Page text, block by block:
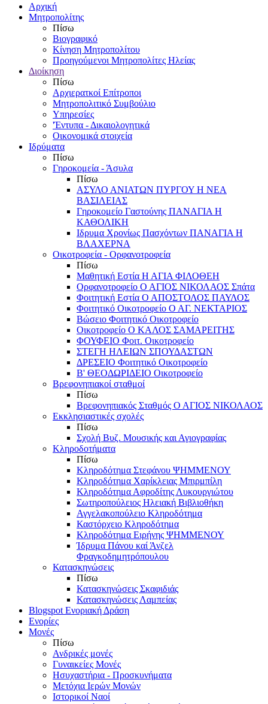
Αρχική
Μητροπολίτης
Πίσω
Βιογραφικό
Κίνηση Μητροπολίτου
Προηγούμενοι Μητροπολίτες Ηλείας
Διοίκηση
Πίσω
Αρχιερατκοί Επίτροποι
Μητροπολιτικό Συμβούλιο
Υπηρεσίες
'Έντυπα - Δικαιολογητικά
Οικονομικά στοιχεία
Ιδρύματα
Πίσω
Γηροκομεία - Άσυλα
Πίσω
ΑΣΥΛΟ ΑΝΙΑΤΩΝ ΠΥΡΓΟΥ Η ΝΕΑ
ΒΑΣΙΛΕΙΑΣ
Γηροκομείο Γαστούνης ΠΑΝΑΓΙΑ Η
ΚΑΘΟΛΙΚΗ
Ιδρυμα Χρονίως Πασχόντων ΠΑΝΑΓΙΑ Η
ΒΛΑΧΕΡΝΑ
Οικοτροφεία - Ορφανοτροφεία
Πίσω
Μαθητική Εστία Η ΑΓΙΑ ΦΙΛΟΘΕΗ
Ορφανοτροφείο Ο ΑΓΙΟΣ ΝΙΚΟΛΑΟΣ Σπάτα
Φοιτητική Εστία Ο ΑΠΟΣΤΟΛΟΣ ΠΑΥΛΟΣ
Φοιτητικό Οικοτροφείο Ο ΑΓ. ΝΕΚΤΑΡΙΟΣ
Βώσειο Φοιτητικό Οικοτροφείο
Οικοτροφείο Ο ΚΑΛΟΣ ΣΑΜΑΡΕΙΤΗΣ
ΦΟΥΦΕΙΟ Φοιτ. Οικοτροφείο
ΣΤΕΓΗ ΗΛΕΙΩΝ ΣΠΟΥΔΑΣΤΩΝ
ΔΡΕΣΕΙΟ Φοιτητικό Οικοτροφείο
Β' ΘΕΟΔΩΡΙΔΕΙΟ Οικοτροφείο
Βρεφονηπιακοί σταθμοί
Πίσω
Βρεφονηπιακός Σταθμός Ο ΑΓΙΟΣ ΝΙΚΟΛΑΟΣ
Εκκλησιαστικές σχολές
Πίσω
Σχολή Βυζ. Μουσικής και Αγιογραφίας
Κληροδοτήματα
Πίσω
Κληροδότημα Στεφάνου ΨΗΜΜΕΝΟΥ
Κληροδότημα Χαρίκλειας Μπιρμπίλη
Κληροδότημα Αφροδίτης Λυκουργιώτου
Σωτηροπούλειος Ηλειακή Βιβλιοθήκη
Αγγελακοπούλειο Κληροδότημα
Καστόρχειο Κληροδότημα
Κληροδότημα Ειρήνης ΨΗΜΜΕΝΟΥ
Ίδρυμα Πάνου καί Άνζελ
Φραγκοδημητρόπουλου
Κατασκηνώσεις
Πίσω
Κατασκηνώσεις Σκαφιδιάς
Κατασκηνώσεις Λαμπείας
Blogspot Ενοριακή Δράση
Ενορίες
Μονές
Πίσω
Ανδρικές μονές
Γυναικείες Μονές
Ησυχαστήρια - Προσκυνήματα
Μετόχια Ιερών Μονών
Ιστορικοί Ναοί